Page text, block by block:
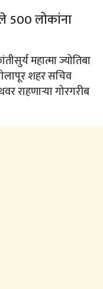
500 लोकांना
महात्मा ज्योतिबा
शहर सचिव
राहणाऱ्या गोरगरीब